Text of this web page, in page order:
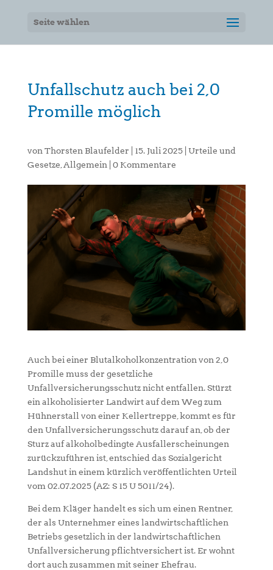
Seite wählen
Unfallschutz auch bei 2,0
Promille möglich
von Thorsten Blaufelder 15. Juli 2025| Urteile und
Gesetze Allgemein 0 Kommentare
Auch bei einer Blutalkoholkonzentration von 2,0
Promille muss der gesetzliche
Unfallversicherungsschutz nicht entfallen. Stürzt
ein alkoholisierter Landwirt auf dem Weg zum
Hühnerstall von einer Kellertreppe, kommt es für
den Unfallversicherungsschutz darauf an, ob der
Sturz auf alkoholbedingte Ausfallerscheinungen
zurückzuführen ist, entschied das Sozialgericht
Landshut in einem kürzlich veröffentlichten Urteil
vom 02.07.2025 (AZ: S 15 U 5011/24).
Bei dem Kläger handelt es sich um einen Rentner,
der als Unternehmer eines landwirtschaftlichen
Betriebs gesetzlich in der landwirtschaftlichen
Unfallversicherung pflichtversichert ist. Er wohnt
dort auch zusammen mit seiner Ehefrau.